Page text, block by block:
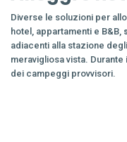
Diverse le soluzioni per
hotel, appartamenti e B&B,
adiacenti alla stazione
meravigliosa vista. Durante
dei campeggi provvisori.